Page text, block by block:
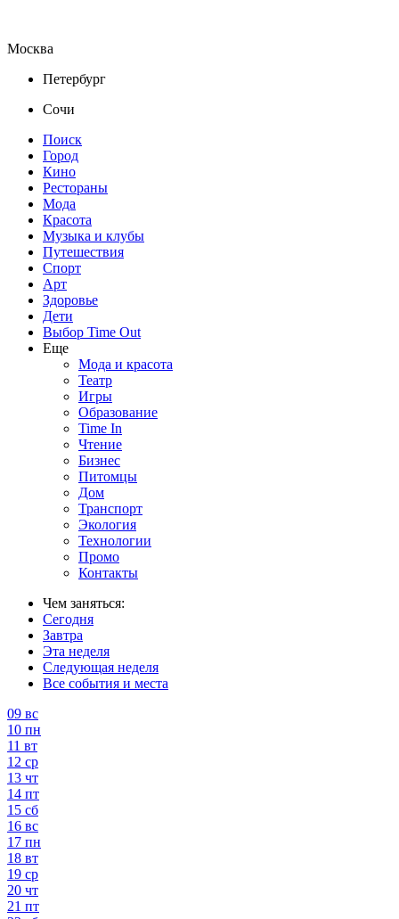
Москва
Петербург
Сочи
Поиск
Город
Кино
Рестораны
Мода
Красота
Музыка и клубы
Путешествия
Спорт
Арт
Здоровье
Дети
Выбор Time Out
Еще
Мода и красота
Театр
Игры
Образование
Time In
Чтение
Бизнес
Питомцы
Дом
Транспорт
Экология
Технологии
Промо
Контакты
Чем заняться:
Сегодня
Завтра
Эта неделя
Следующая неделя
Все события и места
09 вс
10 пн
11 вт
12 ср
13 чт
14 пт
15 сб
16 вс
17 пн
18 вт
19 ср
20 чт
21 пт